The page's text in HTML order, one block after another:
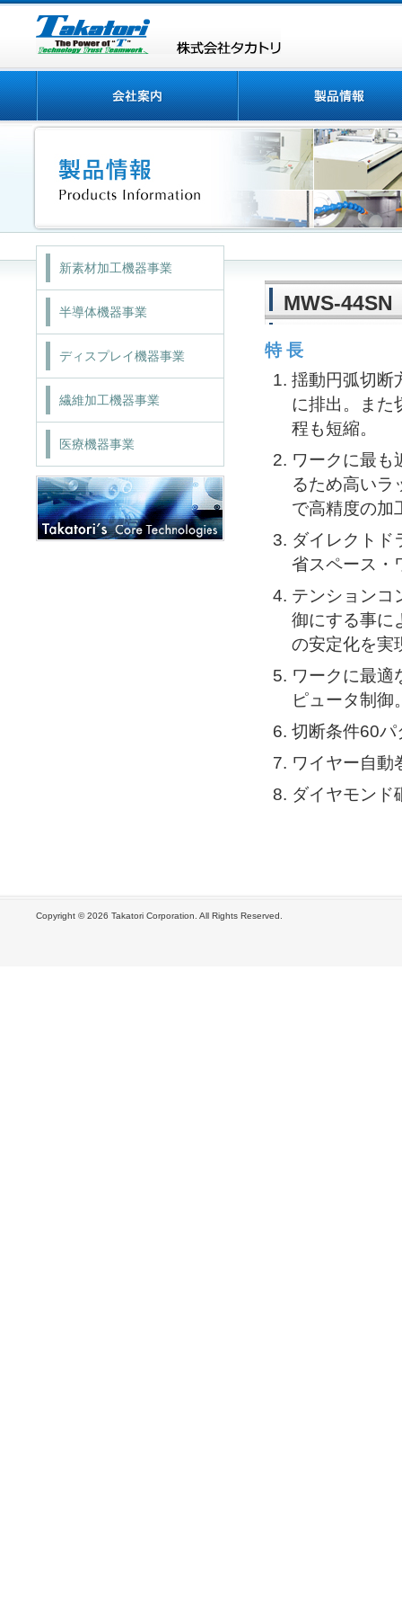
MWS-44SN
特 長
揺動円弧切断
に排出。また
程も短縮。
ワークに最も
るため高いラ
で高精度の加
ダイレクトド
省スペース・
テンションコ
御にする事に
の安定化を実
ワークに最適
ピュータ制御
切断条件60パ
ワイヤー自動
ダイヤモンド
新素材加工機器事業
半導体機器事業
ディスプレイ機器事業
繊維加工機器事業
医療機器事業
Copyright ©2026 Takatori Corporation. All Rights Reserved.